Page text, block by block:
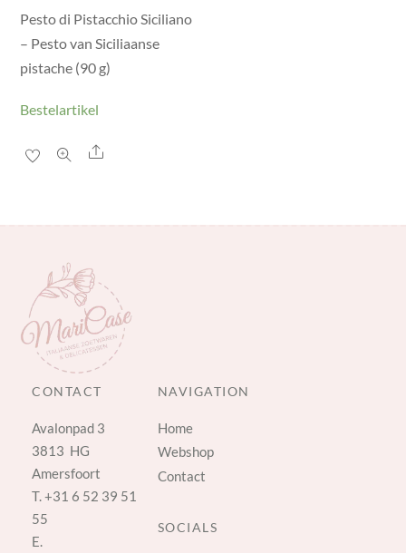
Pesto di Pistacchio Siciliano
– Pesto van Siciliaanse
pistache (90 g)
Bestelartikel
Share
CONTACT
Avalonpad 3
3813 HG
Amersfoort
T.+31 6 52 39 51
55
E.
NAVIGATION
Home
Webshop
Contact
SOCIALS